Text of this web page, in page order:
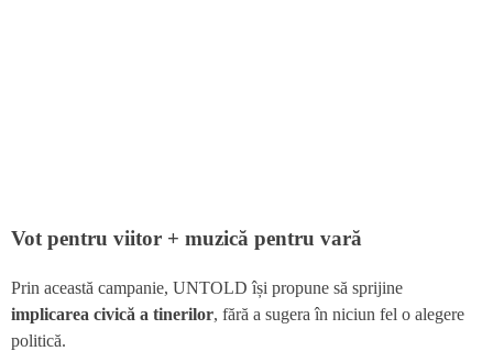
Vot pentru viitor + muzică pentru vară
Prin această campanie, UNTOLD își propune să sprijine
implicarea civică a tinerilor, fără a sugera în niciun fel o alegere
politică.